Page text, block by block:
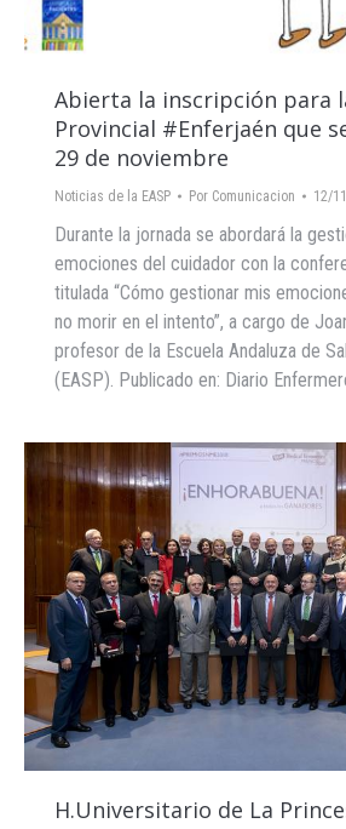
Abierta la inscripción para
Provincial #Enferjaén que
29 de noviembre
Noticias de la EASP Por Comunicacion 12/
Durante la jornada se abordará la
emociones del cuidador con la
titulada “Cómo gestionar mis
no morir en el intento”, a cargo de
profesor de la Escuela Andaluza de
(EASP). Publicado en: Diario
H.Universitario de La